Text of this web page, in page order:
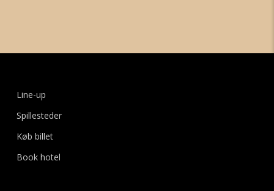
Line-up
Spillesteder
Køb billet
Book hotel